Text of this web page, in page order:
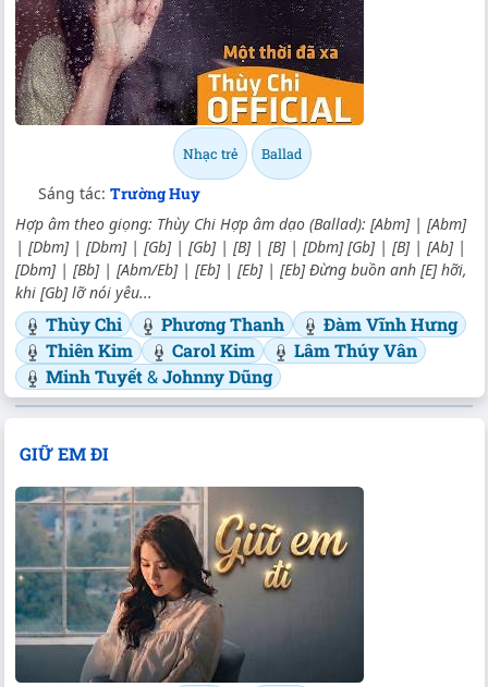
Nhạc trẻ Ballad
Sáng tác: Trường Huy
Hợp âm theo giọng: Thùy Chi Hợp âm dạo (Ballad): [Abm] | [Abm]
| [Dbm] | [Dbm] | [Gb] | [Gb] | [B] | [B] | [Dbm] [Gb] | [B] | [Ab] |
[Dbm] | [Bb] | [Abm/Eb] | [Eb] | [Eb] | [Eb] Đừng buồn anh [E] hỡi,
khi [Gb] lỡ nói yêu...
Thùy Chi Phương Thanh
Đàm Vĩnh Hưng
Thiên Kim
Carol Kim
Lâm Thúy Vân
Minh Tuyết&Johnny Dũng
GIỮ EM ĐI